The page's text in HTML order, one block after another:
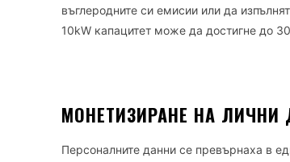
въглеродните си емисии или да
10kW капацитет може да достигне до
МОНЕТИЗИРАНЕ НА ЛИЧНИ
Персоналните данни се превърнаха в